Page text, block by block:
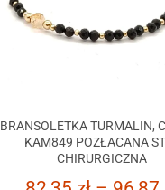
BRANSOLETKA TURMALIN,
KAM849 POZŁACANA
CHIRURGICZNA